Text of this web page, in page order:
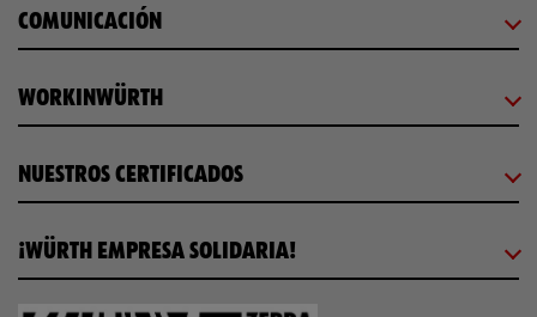
COMUNICACIÓN
WORKINWÜRTH
NUESTROS CERTIFICADOS
¡WÜRTH EMPRESA SOLIDARIA!